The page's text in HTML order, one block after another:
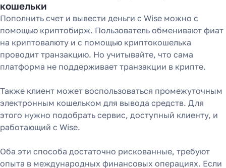
кошельки
Пополнить счет и вывести деньги с Wise можно с
помощью криптобирж. Пользователь обменивают фиат
на криптовалюту и с помощью криптокошелька
проводит транзакцию. Но учитывайте, что сама
платформа не поддерживает транзакции в крипте.
Также клиент может воспользоваться промежуточным
электронным кошельком для вывода средств. Для
этого нужно подобрать сервис, доступный клиенту, и
работающий с Wise.
Оба эти способа достаточно рискованные, требуют
опыта в международных финансовых операциях. Если